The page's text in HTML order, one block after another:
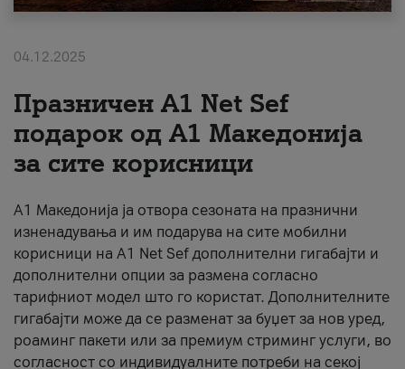
Поддршка
Надополни кредит
За нас
#ПодобарОнлајн
04.12.2025
Празничен A1 Net Sеf
подарок од А1 Македонија
за сите корисници
А1 Македонија ја отвора сезоната на празнични
изненадувања и им подарува на сите мобилни
корисници на A1 Net Sef дополнителни гигабајти и
дополнителни опции за размена согласно
тарифниот модел што го користат. Дополнителните
гигабајти може да се разменат за буџет за нов уред,
роаминг пакети или за премиум стриминг услуги, во
согласност со индивидуалните потреби на секој